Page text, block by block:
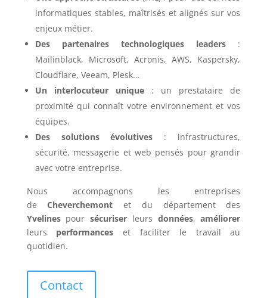
informatiques stables, maîtrisés et alignés sur vos
enjeux métier.
Des partenaires technologiques leaders :
Mailinblack, Microsoft, Acronis, AWS, Kaspersky,
Cloudflare, Veeam, Plesk…
Un interlocuteur unique: un prestataire de
proximité qui connaît votre environnement et vos
équipes.
Des solutions évolutives : infrastructures,
sécurité, messagerie et web pensés pour grandir
avec votre entreprise.
Nous accompagnons les entreprises
deCheverchemont et du département des
Yvelinespoursécuriser leurs données,améliorer
leurs performances et faciliter le travail au
quotidien.
Contact